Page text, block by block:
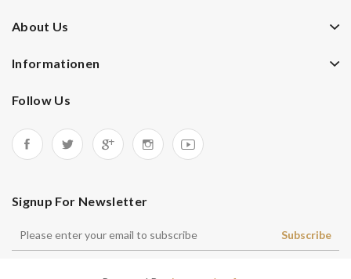
About Us
Informationen
Follow Us
Signup For Newsletter
Subscribe